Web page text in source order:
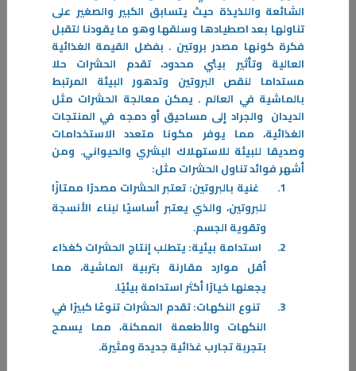
د. محمد السعيد: نوبات الهلع مؤقتة ولا تعني وجود خطر حقيقي رغم شدة
في ظل ما يشهده العالم من أزمات متسارعة وضغوط نفسية متزايدة، تبرز
نوبات الهلع كواحدة من أكثر الاستجابات الإنسانية شيوعا في مواجهة الخوف
وعدم اليقين
الشائعة واللذيذة حيث يتسابق الكبير والصغير على
تناولها بعد اصطيادها وسلقها وهو ما يقودنا لتقبل
فكرة كونها مصدر بروتين . بفضل القيمة الغذائية
العالية وتأثير بيئي محدود، تقدم الحشرات حلا
مستداما لنقص البروتين وتدهور البيئة المرتبط
بالماشية في العالم . يمكن معالجة الحشرات مثل
الديدان والجراد إلى مساحيق أو دمجه في المنتجات
الغذائية، مما يوفر مكونا متعدد الاستخدامات
وصديقا للبيئة للاستهلاك البشري والحيواني. ومن
أشهر فوائد تناول الحشرات مثل:
1.
غنية بالبروتين: تعتبر الحشرات مصدرًا ممتازًا
للبروتين، والذي يعتبر أساسيًا لبناء الأنسجة
وتقوية الجسم.
2.
استدامة بيئية: يتطلب إنتاج الحشرات كغذاء
أقل موارد مقارنة بتربية الماشية، مما
يجعلها خيارًا أكثر استدامة بيئيًا.
3.
تنوع النكهات: تقدم الحشرات تنوعًا كبيرًا في
النكهات والأطعمة الممكنة، مما يسمح
بتجربة تجارب غذائية جديدة ومثيرة.